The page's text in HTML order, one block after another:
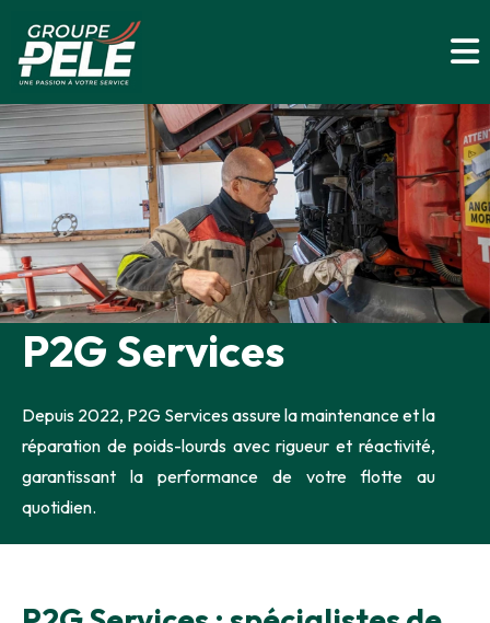
P2G Services
Depuis 2022, P2G Services assure la maintenance et la
réparation de poids-lourds avec rigueur et réactivité,
garantissant la performance de votre flotte au
quotidien.